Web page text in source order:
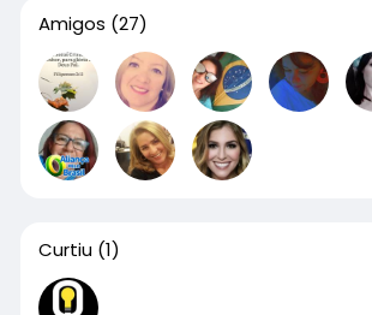
Amigos (27)
Curtiu (1)